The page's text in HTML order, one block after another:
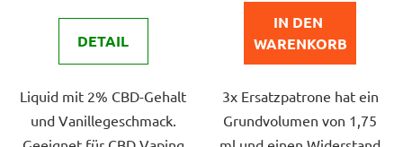
DETAIL
Liquid mit 2% CBD-Gehalt
und Vanillegeschmack.
IN DEN
WARENKORB
3x Ersatzpatrone hat ein
Grundvolumen von 1,75